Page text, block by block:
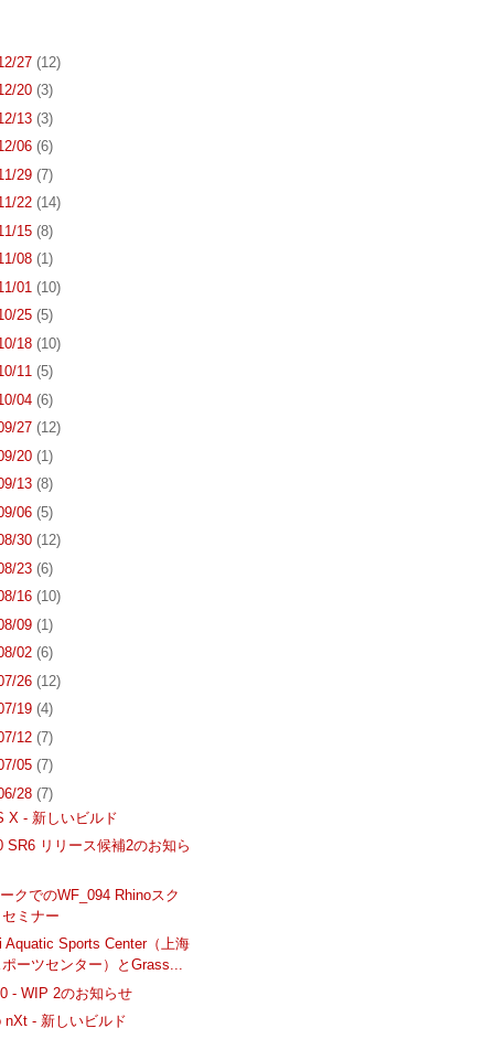
27 (12)
20 (3)
13 (3)
06 (6)
29 (7)
22 (14)
15 (8)
08 (1)
01 (10)
25 (5)
18 (10)
11 (5)
04 (6)
27 (12)
20 (1)
13 (8)
06 (5)
30 (12)
23 (6)
16 (10)
09 (1)
02 (6)
26 (12)
19 (4)
12 (7)
05 (7)
28 (7)
X - 新しいビルド
SR6 リリース候補2のお知ら
クでのWF_094 Rhinoスク
ミナー
Aquatic Sports Center（上海
ーツセンター）とGrass...
- WIP 2のお知らせ
nXt - 新しいビルド